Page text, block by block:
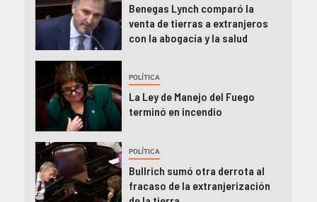
Benegas Lynch comparó la
venta de tierras a extranjeros
con la abogacía y la salud
POLÍTICA
La Ley de Manejo del Fuego
terminó en incendio
POLÍTICA
Bullrich sumó otra derrota al
fracaso de la extranjerización